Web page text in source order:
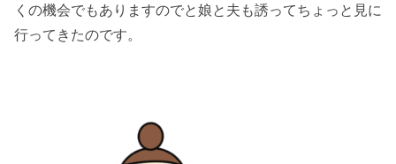
くの機会でもありますのでと娘と夫も誘ってちょっと見に
行ってきたのです。